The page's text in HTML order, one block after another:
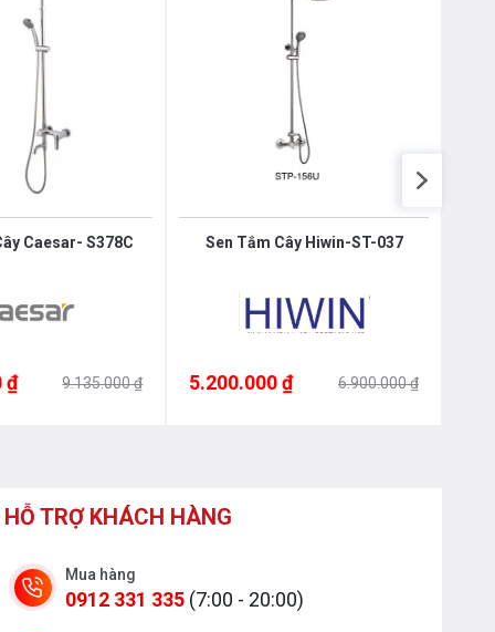
Caesar- S378C
₫ 9.135.000 ₫
Sen Tắm Cây Hiwin-ST-037
5.200.000 ₫ 6.900.000 ₫
HỖ TRỢ KHÁCH HÀNG
Mua hàng
0912 331 335 (7:00 - 20:00)